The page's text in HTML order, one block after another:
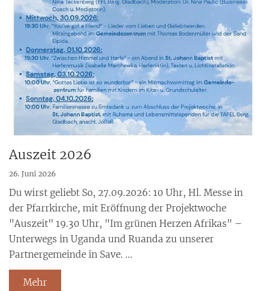
Auszeit 2026
26. Juni 2026
Du wirst geliebt So, 27.09.2026: 10 Uhr, Hl. Messe in
der Pfarrkirche, mit Eröffnung der Projektwoche
"Auszeit" 19.30 Uhr, "Im grünen Herzen Afrikas" –
Unterwegs in Uganda und Ruanda zu unserer
Partnergemeinde in Save. ...
Mehr